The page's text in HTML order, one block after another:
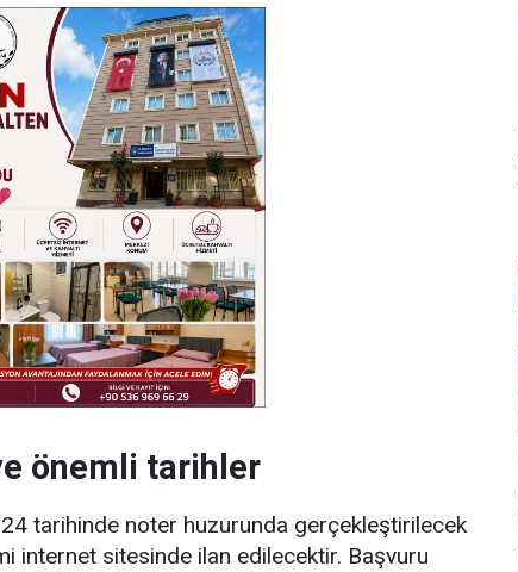
önemli tarihler
tarihinde noter huzurunda gerçekleştirilecek
internet sitesinde ilan edilecektir. Başvuru